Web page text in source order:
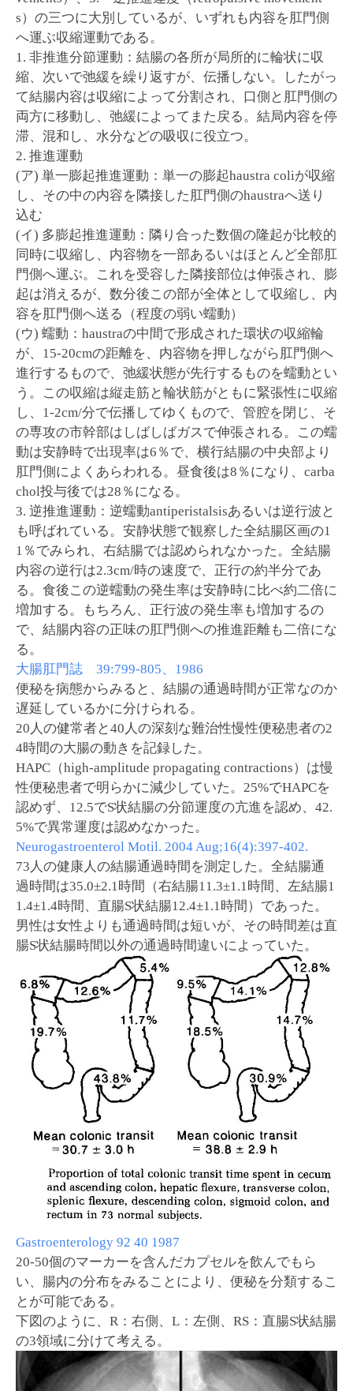
s）の三つに大別しているが、いずれも内容を肛門側
へ運ぶ収縮運動である。
1. 非推進分節運動：結腸の各所が局所的に輪状に収
縮、次いで弛緩を繰り返すが、伝播しない。したがっ
て結腸内容は収縮によって分割され、口側と肛門側の
両方に移動し、弛緩によってまた戻る。結局内容を停
滞、混和し、水分などの吸収に役立つ。
2. 推進運動
(ア) 単一膨起推進運動：単一の膨起haustra coliが収縮
し、その中の内容を隣接した肛門側のhaustraへ送り
込む
(イ) 多膨起推進運動：隣り合った数個の隆起が比較的
同時に収縮し、内容物を一部あるいはほとんど全部肛
門側へ運ぶ。これを受容した隣接部位は伸張され、膨
起は消えるが、数分後この部が全体として収縮し、内
容を肛門側へ送る（程度の弱い蠕動）
(ウ) 蠕動：haustraの中間で形成された環状の収縮輪
が、15-20cmの距離を、内容物を押しながら肛門側へ
進行するもので、弛緩状態が先行するものを蠕動とい
う。この収縮は縦走筋と輪状筋がともに緊張性に収縮
し、1-2cm/分で伝播してゆくもので、管腔を閉じ、そ
の専攻の市幹部はしばしばガスで伸張される。この蠕
動は安静時で出現率は6％で、横行結腸の中央部より
肛門側によくあらわれる。昼食後は8％になり、carba
chol投与後では28％になる。
3. 逆推進運動：逆蠕動antiperistalsisあるいは逆行波と
も呼ばれている。安静状態で観察した全結腸区画の1
1％でみられ、右結腸では認められなかった。全結腸
内容の逆行は2.3cm/時の速度で、正行の約半分であ
る。食後この逆蠕動の発生率は安静時に比べ約二倍に
増加する。もちろん、正行波の発生率も増加するの
で、結腸内容の正味の肛門側への推進距離も二倍にな
る。
大腸肛門誌 39:799-805、1986
便秘を病態からみると、結腸の通過時間が正常なのか
遅延しているかに分けられる。
20人の健常者と40人の深刻な難治性慢性便秘患者の2
4時間の大腸の動きを記録した。
HAPC（high-amplitude propagating contractions）は慢
性便秘患者で明らかに減少していた。25%でHAPCを
認めず、12.5でS状結腸の分節運度の亢進を認め、42.
5%で異常運度は認めなかった。
Neurogastroenterol Motil. 2004 Aug;16(4):397-402.
73人の健康人の結腸通過時間を測定した。全結腸通
過時間は35.0±2.1時間（右結腸11.3±1.1時間、左結腸1
1.4±1.4時間、直腸S状結腸12.4±1.1時間）であった。
男性は女性よりも通過時間は短いが、その時間差は直
腸S状結腸時間以外の通過時間違いによっていた。
Gastroenterology 92 40 1987
20-50個のマーカーを含んだカプセルを飲んでもら
い、腸内の分布をみることにより、便秘を分類するこ
とが可能である。
下図のように、R：右側、L：左側、RS：直腸S状結腸
の3領域に分けて考える。